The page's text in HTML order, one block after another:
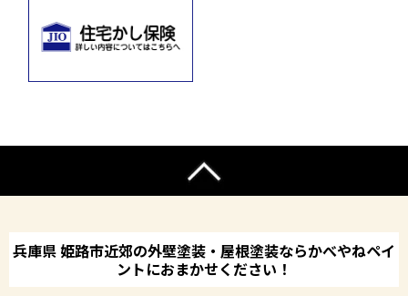
兵庫県 姫路市近郊の外壁塗装・屋根塗装ならかべやねペイ
ントにおまかせください！